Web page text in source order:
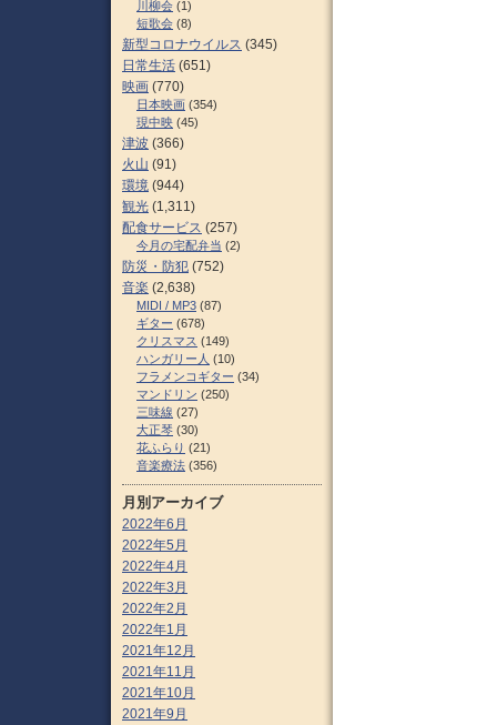
川柳会 (1)
短歌会 (8)
新型コロナウイルス (345)
日常生活 (651)
映画 (770)
日本映画 (354)
現中映 (45)
津波 (366)
火山 (91)
環境 (944)
観光 (1,311)
配食サービス (257)
今月の宅配弁当 (2)
防災・防犯 (752)
音楽 (2,638)
MIDI / MP3 (87)
ギター (678)
クリスマス (149)
ハンガリー人 (10)
フラメンコギター (34)
マンドリン (250)
三味線 (27)
大正琴 (30)
花ふらり (21)
音楽療法 (356)
月別アーカイブ
2022年6月
2022年5月
2022年4月
2022年3月
2022年2月
2022年1月
2021年12月
2021年11月
2021年10月
2021年9月